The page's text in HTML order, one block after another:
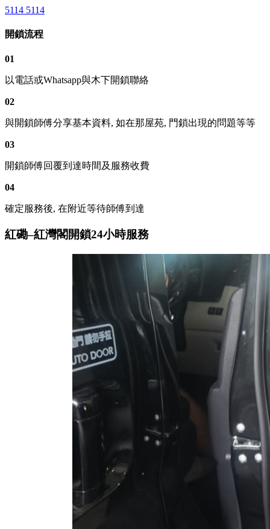
5114 5114
開鎖流程
01
以電話或Whatsapp與木下開鎖聯絡
02
與開鎖師傅分享基本資料, 如在那屋苑, 門鎖出現的問題等等
03
開鎖師傅回覆到達時間及服務收費
04
確定服務後, 在附近等待師傅到達
紅磡–紅灣閣開鎖24小時服務